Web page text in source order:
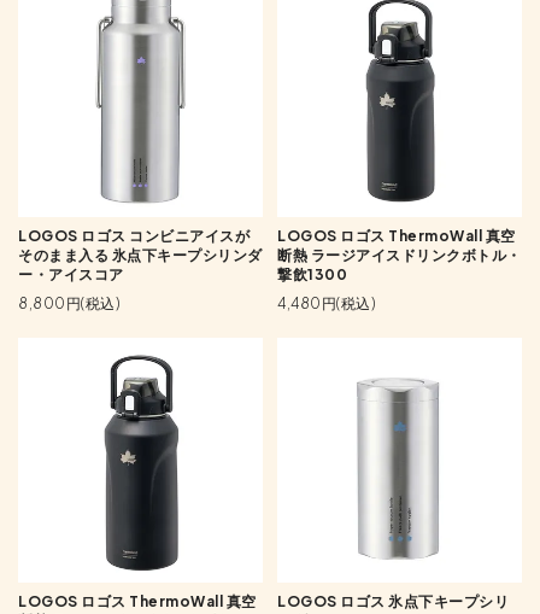
LOGOS ロゴス コンビニアイスが
そのまま入る 氷点下キープシリンダ
ー・アイスコア
8,800円(税込)
LOGOS ロゴス ThermoWall 真空
断熱 ラージアイスドリンクボトル・
撃飲1300
4,480円(税込)
LOGOS ロゴス ThermoWall 真空
LOGOS ロゴス 氷点下キープシリ